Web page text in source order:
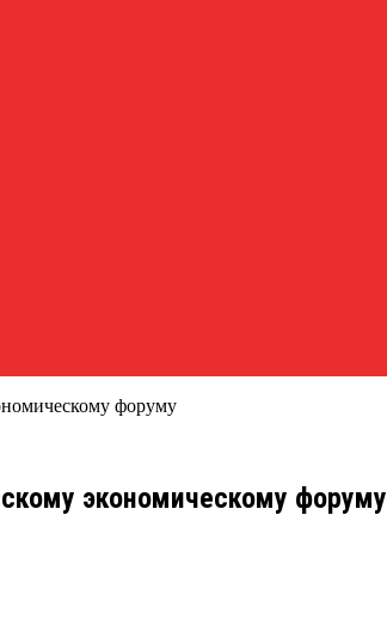
форуму
экономическому форуму